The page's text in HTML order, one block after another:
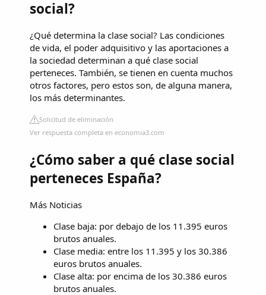
social?
¿Qué determina la clase social? Las condiciones
de vida, el poder adquisitivo y las aportaciones a
la sociedad determinan a qué clase social
perteneces. También, se tienen en cuenta muchos
otros factores, pero estos son, de alguna manera,
los más determinantes.
Solicitud de eliminación
Ver respuesta completa en economia3.com
¿Cómo saber a qué clase social
perteneces España?
Más Noticias
Clase baja: por debajo de los 11.395 euros
brutos anuales.
Clase media: entre los 11.395 y los 30.386
euros brutos anuales.
Clase alta: por encima de los 30.386 euros
brutos anuales.